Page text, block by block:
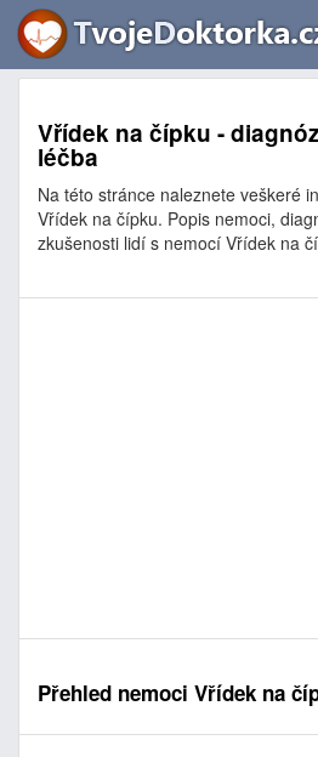
Vřídek na čípku -
léčba
Na této stránce naleznete veškeré
Vřídek na čípku. Popis nemoci,
zkušenosti lidí s nemocí Vřídek na
Přehled nemoci Vřídek na